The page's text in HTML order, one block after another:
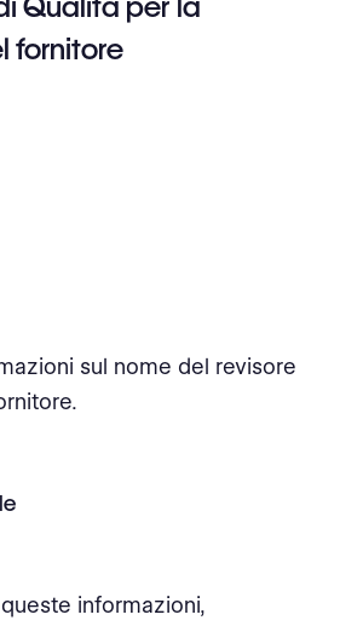
fornitore
sul nome del revisore
informazioni,